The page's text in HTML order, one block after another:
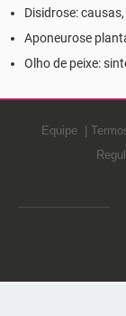
Disidrose:
Aponeurose
Olho de peixe:
Equipe